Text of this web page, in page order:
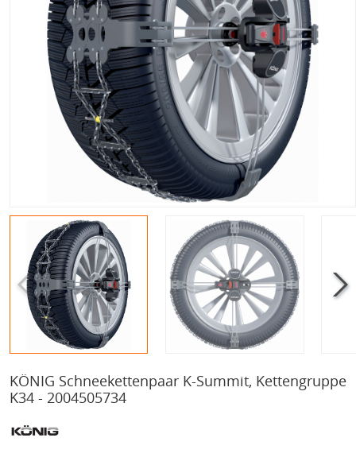
KÖNIG Schneekettenpaar K-Summit, Kettengruppe
K34 - 2004505734